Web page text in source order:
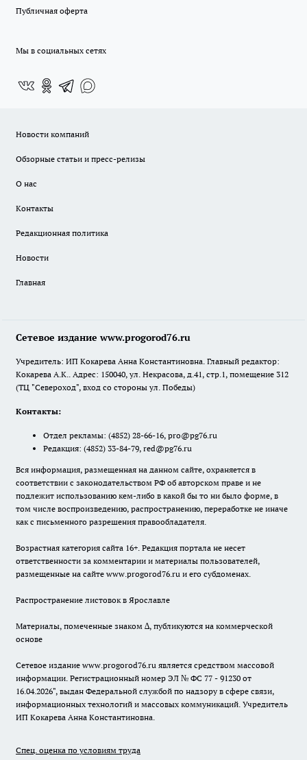
Публичная оферта
Мы в социальных сетях
Новости компаний
Обзорные статьи и пресс-релизы
О нас
Контакты
Редакционная политика
Новости
Главная
Сетевое издание www.progorod76.ru
Учредитель: ИП Кокарева Анна Константиновна. Главный редактор:
Кокарева А.К.. Адрес: 150040, ул. Некрасова, д.41, стр.1, помещение 312
(ТЦ "Североход", вход со стороны ул. Победы)
Контакты:
Отдел рекламы: (4852) 28-66-16, pro@pg76.ru
Редакция: (4852) 33-84-79, red@pg76.ru
Вся информация, размещенная на данном сайте, охраняется в
соответствии с законодательством РФ об авторском праве и не
подлежит использованию кем-либо в какой бы то ни было форме, в
том числе воспроизведению, распространению, переработке не иначе
как с письменного разрешения правообладателя.
Возрастная категория сайта 16+. Редакция портала не несет
ответственности за комментарии и материалы пользователей,
размещенные на сайте www.progorod76.ru и его субдоменах.
Распространение листовок в Ярославле
Материалы, помеченные знаком ∆, публикуются на коммерческой
основе
Сетевое издание www.progorod76.ru является средством массовой
информации. Регистрационный номер ЭЛ № ФС 77 - 91230 от
16.04.2026", выдан Федеральной службой по надзору в сфере связи,
информационных технологий и массовых коммуникаций. Учредитель
ИП Кокарева Анна Константиновна.
Спец. оценка по условиям труда